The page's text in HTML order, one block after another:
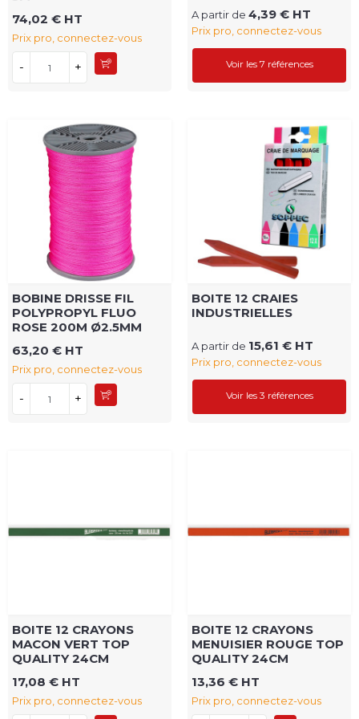
74,02 € HT
Prix pro, connectez-vous
- +
A partir de 4,39 € HT
Prix pro, connectez-vous
Voir les 7 références
BOBINE DRISSE FIL
POLYPROPYL FLUO
ROSE 200M Ø2.5MM
63,20 € HT
Prix pro, connectez-vous
- +
BOITE 12 CRAIES
INDUSTRIELLES
A partir de 15,61 € HT
Prix pro, connectez-vous
Voir les 3 références
BOITE 12 CRAYONS
MACON VERT TOP
QUALITY 24CM
17,08 € HT
Prix pro, connectez-vous
BOITE 12 CRAYONS
MENUISIER ROUGE TOP
QUALITY 24CM
13,36 € HT
Prix pro, connectez-vous